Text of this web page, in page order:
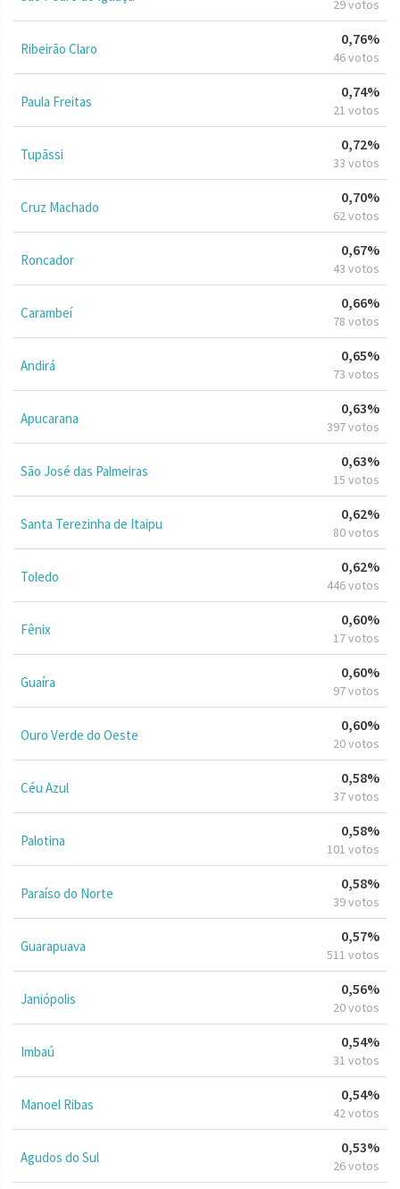
29 votos
Ribeirão Claro
0,76%
46 votos
Paula Freitas
0,74%
21 votos
Tupãssi
0,72%
33 votos
Cruz Machado
0,70%
62 votos
Roncador
0,67%
43 votos
Carambeí
0,66%
78 votos
Andirá
0,65%
73 votos
Apucarana
0,63%
397 votos
São José das Palmeiras
0,63%
15 votos
Santa Terezinha de Itaipu
0,62%
80 votos
Toledo
0,62%
446 votos
Fênix
0,60%
17 votos
Guaíra
0,60%
97 votos
Ouro Verde do Oeste
0,60%
20 votos
Céu Azul
0,58%
37 votos
Palotina
0,58%
101 votos
Paraíso do Norte
0,58%
39 votos
Guarapuava
0,57%
511 votos
Janiópolis
0,56%
20 votos
Imbaú
0,54%
31 votos
Manoel Ribas
0,54%
42 votos
Agudos do Sul
0,53%
26 votos